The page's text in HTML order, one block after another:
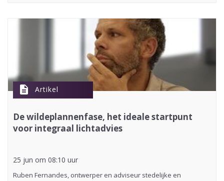
description Artikel
De wildeplannenfase, het ideale startpunt
voor integraal lichtadvies
25 jun om 08:10 uur
Ruben Fernandes, ontwerper en adviseur stedelijke en